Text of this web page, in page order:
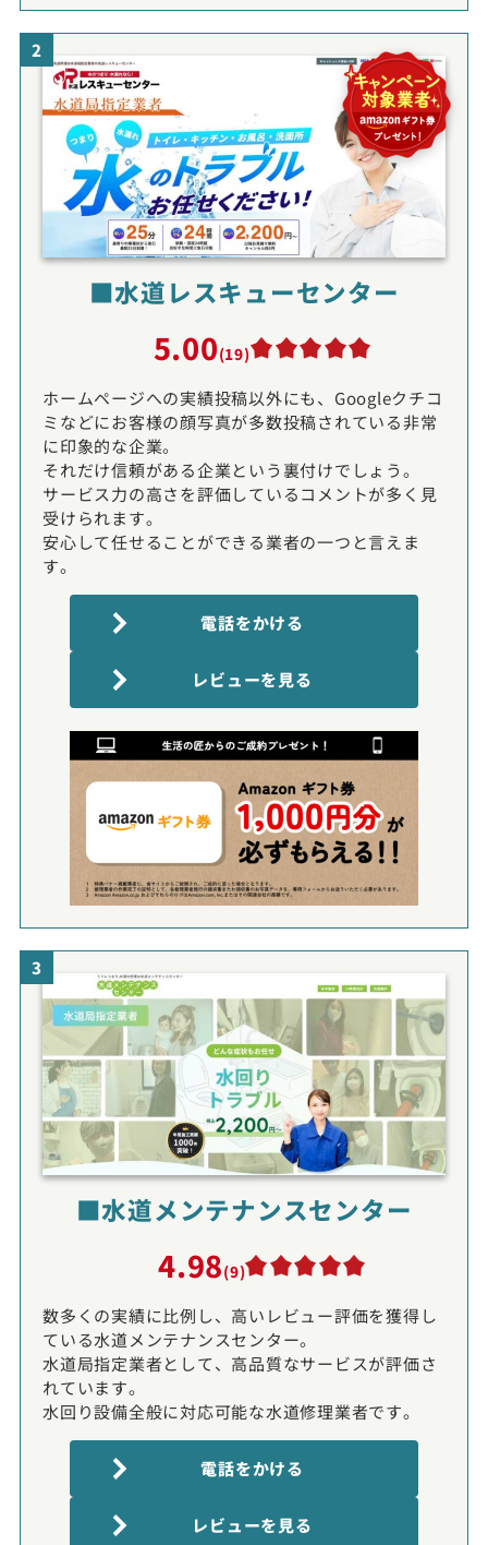
2
■水道レスキューセンター
5.00(19)
ホームページへの実績投稿以外にも、Googleクチコ
ミなどにお客様の顔写真が多数投稿されている非常
に印象的な企業。
それだけ信頼がある企業という裏付けでしょう。
サービス力の高さを評価しているコメントが多く見
受けられます。
安心して任せることができる業者の一つと言えま
す。
電話をかける
レビューを見る
3
■水道メンテナンスセンター
4.98(9)
数多くの実績に比例し、高いレビュー評価を獲得し
ている水道メンテナンスセンター。
水道局指定業者として、高品質なサービスが評価さ
れています。
水回り設備全般に対応可能な水道修理業者です。
電話をかける
レビューを見る